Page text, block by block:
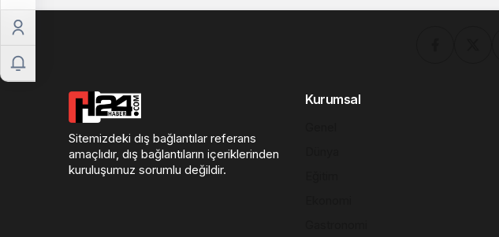
Sitemizdeki dış bağlantılar referans
amaçlıdır, dış bağlantıların içeriklerinden
kuruluşumuz sorumlu değildir.
Kurumsal